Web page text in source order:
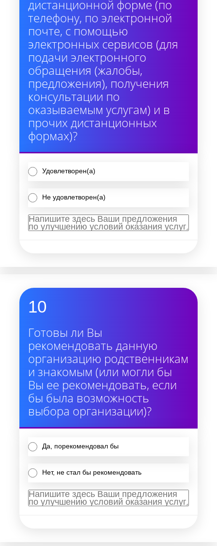
дистанционной форме (по
телефону, по электронной
почте, с помощью
электронных сервисов (для
подачи электронного
обращения (жалобы,
предложения), получения
консультации по
оказываемым услугам) и в
прочих дистанционных
формах)?
Удовлетворен(а)
Не удовлетворен(а)
10
Готовы ли Вы
рекомендовать данную
организацию родственникам
и знакомым (или могли бы
Вы ее рекомендовать, если
бы была возможность
выбора организации)?
Да, порекомендовал бы
Нет, не стал бы рекомендовать